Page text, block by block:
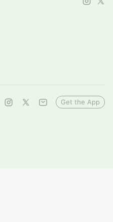
Get the App